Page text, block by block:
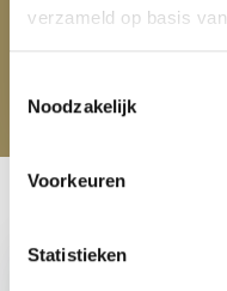
verzameld op basis
Noodzakelijk
Voorkeuren
Statistieken